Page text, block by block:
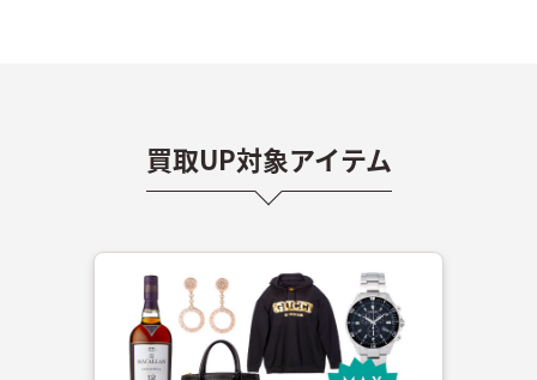
買取UP対象アイテム